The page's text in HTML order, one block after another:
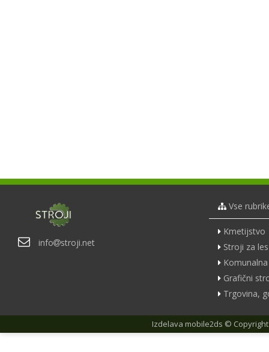
info stroji.net
Vse
Kmetijstvo
Stroji za les
Grafični
Trgovina,
Izdelava mobile2ds ©